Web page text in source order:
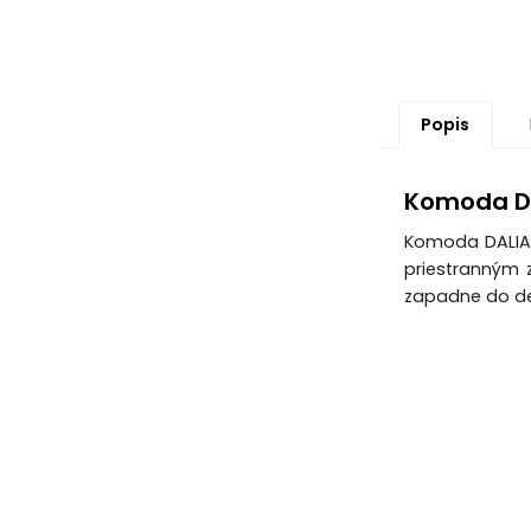
Popis
Komoda
Komoda
priestranným
zapadne do